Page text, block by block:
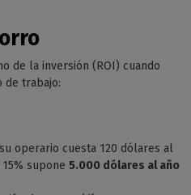
de la inversión (ROI) cuando
de trabajo:
operario cuesta 120 dólares al
supone 5.000 dólares al año